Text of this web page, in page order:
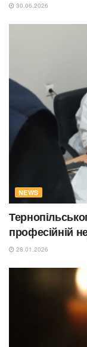
30.06.2026
NEWS
професійній
28.01.2026